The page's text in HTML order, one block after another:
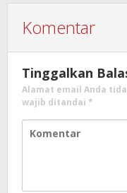
Komentar
Tinggalkan
Alamat email Anda
wajib ditandai *